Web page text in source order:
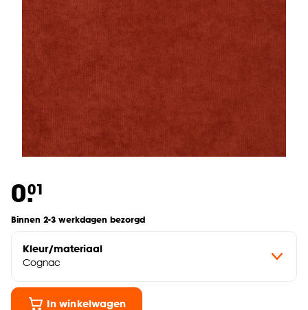
0.01
Binnen 2-3 werkdagen bezorgd
Kleur/materiaal
Cognac
In winkelwagen